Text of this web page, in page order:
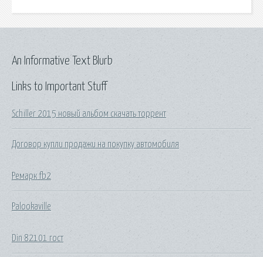
Links to Important Stuff
Schiller 2015 новый альбом скачать торрент
Договор купли продажи на покупку автомобиля
Ремарк fb2
Palookaville
Din 82101 гост
An Informative Text Blurb